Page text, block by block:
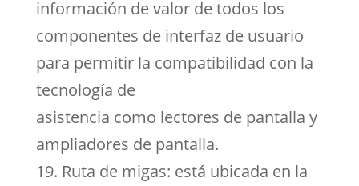
información de valor de todos los
componentes de interfaz de usuario
para permitir la compatibilidad con la
tecnología de
asistencia como lectores de pantalla y
ampliadores de pantalla.
19. Ruta de migas: está ubicada en la